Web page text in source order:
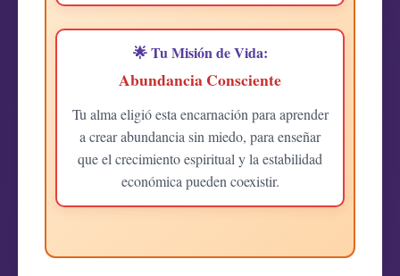
🌟 Tu Misión de Vida:
Abundancia Consciente
Tu alma eligió esta encarnación para aprender
a crear abundancia sin miedo, para enseñar
que el crecimiento espiritual y la estabilidad
económica pueden coexistir.